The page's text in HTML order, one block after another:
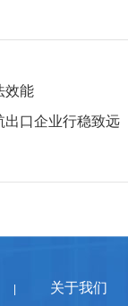
效能
出口企业行稳致远
关于我们